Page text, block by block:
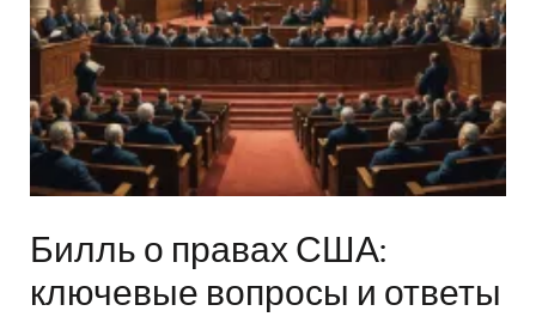
Билль о правах США:
ключевые вопросы и ответы